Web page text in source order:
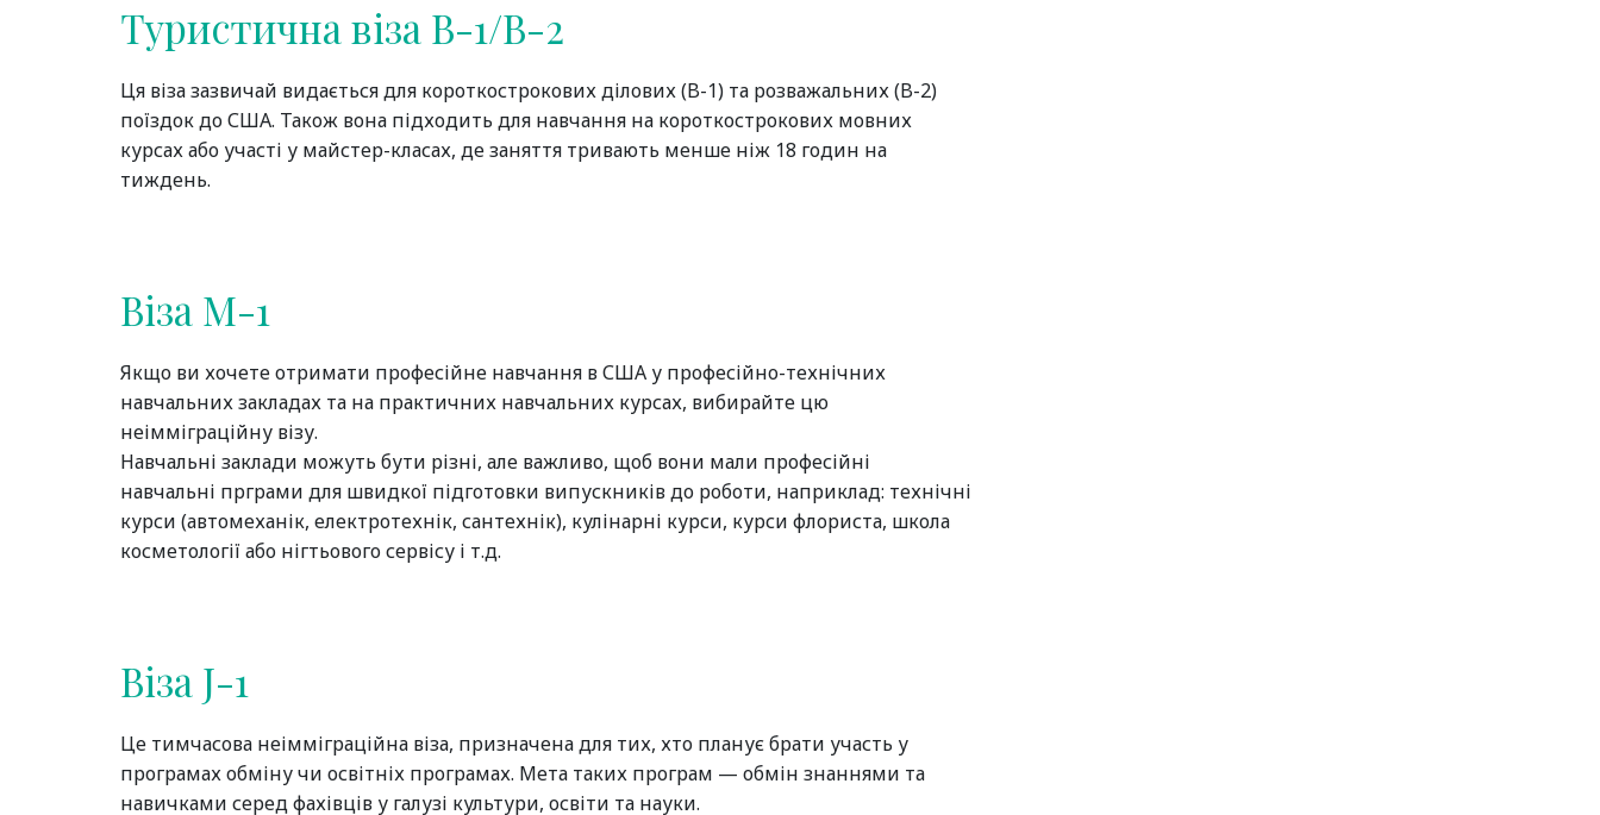
Туристична віза B-1/B-2
Ця віза зазвичай видається для короткострокових ділових (B-1) та розважальних (B-2)
поїздок до США. Також вона підходить для навчання на короткострокових мовних
курсах або участі у майстер-класах, де заняття тривають менше ніж 18 годин на
тиждень.
Віза М-1
Якщо ви хочете отримати професійне навчання в США у професійно-технічних
навчальних закладах та на практичних навчальних курсах, вибирайте цю
неімміграційну візу.
Навчальні заклади можуть бути різні, але важливо, щоб вони мали професійні
навчальні прграми для швидкої підготовки випускників до роботи, наприклад: технічні
курси (автомеханік, електротехнік, сантехнік), кулінарні курси, курси флориста, школа
косметології або нігтьового сервісу і т.д.
Віза J-1
Це тимчасова неімміграційна віза, призначена для тих, хто планує брати участь у
програмах обміну чи освітніх програмах. Мета таких програм — обмін знаннями та
навичками серед фахівців у галузі культури, освіти та науки.